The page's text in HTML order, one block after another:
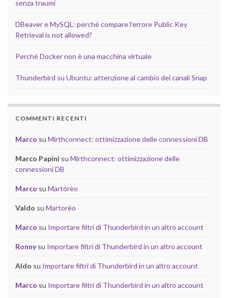
senza traumi
DBeaver e MySQL: perché compare l’errore Public Key
Retrieval is not allowed?
Perché Docker non è una macchina virtuale
Thunderbird su Ubuntu: attenzione al cambio dei canali Snap
COMMENTI RECENTI
Marco su Mirthconnect: ottimizzazione delle connessioni DB
Marco Papini su Mirthconnect: ottimizzazione delle
connessioni DB
Marco su Martorèo
Valdo su Martorèo
Marco su Importare filtri di Thunderbird in un altro account
Ronnysu Importare filtri di Thunderbird in un altro account
Aldo su Importare filtri di Thunderbird in un altro account
Marco su Importare filtri di Thunderbird in un altro account